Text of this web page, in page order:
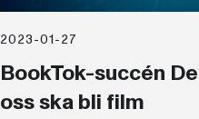
2023-01-27
BookTok-succén
oss ska bli film